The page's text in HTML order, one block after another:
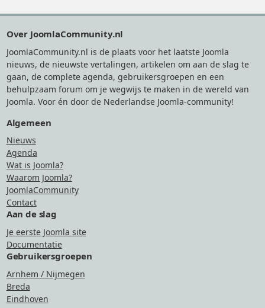
Over JoomlaCommunity.nl
JoomlaCommunity.nl is de plaats voor het laatste Joomla
nieuws, de nieuwste vertalingen, artikelen om aan de slag te
gaan, de complete agenda, gebruikersgroepen en een
behulpzaam forum om je wegwijs te maken in de wereld van
Joomla. Voor én door de Nederlandse Joomla-community!
Algemeen
Nieuws
Agenda
Wat is Joomla?
Waarom Joomla?
JoomlaCommunity
Contact
Aan de slag
Je eerste Joomla site
Documentatie
Gebruikersgroepen
Arnhem / Nijmegen
Breda
Eindhoven